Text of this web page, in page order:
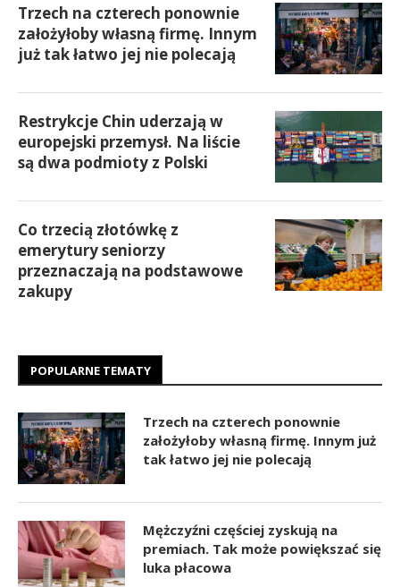
Trzech na czterech ponownie
założyłoby własną firmę. Innym
już tak łatwo jej nie polecają
Restrykcje Chin uderzają w
europejski przemysł. Na liście
są dwa podmioty z Polski
Co trzecią złotówkę z
emerytury seniorzy
przeznaczają na podstawowe
zakupy
POPULARNE TEMATY
Trzech na czterech ponownie
założyłoby własną firmę. Innym już
tak łatwo jej nie polecają
Mężczyźni częściej zyskują na
premiach. Tak może powiększać się
luka płacowa